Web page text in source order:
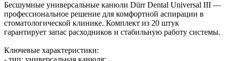
Бесшумные универсальные канюли Dürr Dental Universal III —
профессиональное решение для комфортной аспирации в
стоматологической клинике. Комплект из 20 штук
гарантирует запас расходников и стабильную работу системы.
Ключевые характеристики: